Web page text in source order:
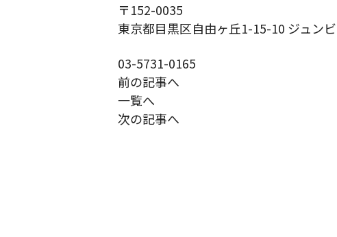
〒152-0035
東京都目黒区自由ヶ丘1-15-10 ジュン
03-5731-0165
前の記事へ
一覧へ
次の記事へ